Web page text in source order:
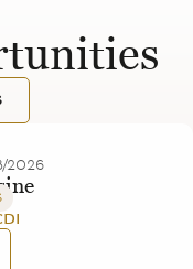
2026